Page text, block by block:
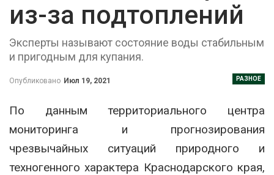
из-за подтоплений
Эксперты называют состояние воды стабильным
и пригодным для купания.
РАЗНОЕ
Опубликовано Июл 19, 2021
По данным территориального центра
мониторинга и прогнозирования
чрезвычайных ситуаций природного и
техногенного характера Краснодарского края,